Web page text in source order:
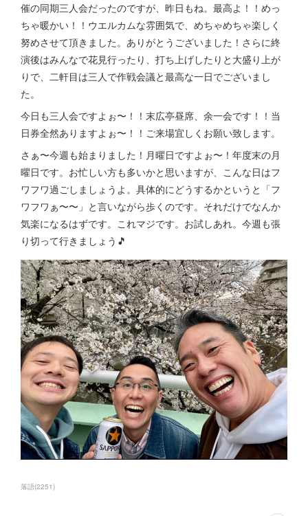
催の同期三人会だったのですが、昨日もね。最高よ！！めっ
ちゃ暖かい！！ウエルカムな雰囲気で、めちゃめちゃ楽しく
努めさせて頂きました。ありがとうございました！さらに終
演後はみんなで花見行ったり、打ち上げしたりと大盛り上が
りで、二軒目は三人で作戦会議と最高な一日でございまし
た。
今日も三人会ですよぉ〜！！末広亭昼席、余一会です！！当
日券全然ありますよぉ〜！！ご来場宜しくお願い致します。
さぁ〜今週も始まりました！月曜日ですよぉ〜！年度末の月
曜日です。お忙しい方も多いかと思いますが、こんな日はフ
ワフワ過ごしましょうよ。具体的にどうするかというと「フ
ワフワぁ〜〜」と言いながら歩くのです。それだけでなんか
気楽になるはずです。これマジです。お試しあれ。今週も張
り切って行きましょう🎵
落語(2251)